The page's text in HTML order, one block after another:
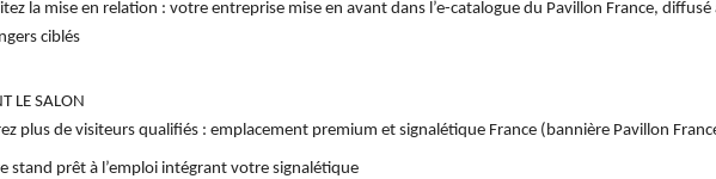
la mise en relation : votre entreprise mise en avant dans l’e-catalogue du Pavillon France,
ciblés
LE SALON
plus de visiteurs qualifiés : emplacement premium et signalétique France (bannière Pavillon
stand prêt à l’emploi intégrant votre signalétique